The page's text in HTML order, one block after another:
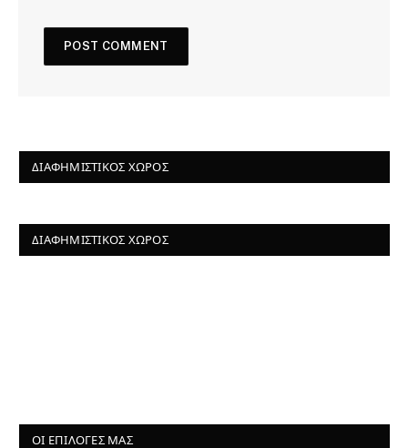
ΔΙΑΦΗΜΙΣΤΙΚΌΣ ΧΏΡΟΣ
ΔΙΑΦΗΜΙΣΤΙΚΌΣ ΧΏΡΟΣ
ΟΙ ΕΠΙΛΟΓΈΣ ΜΑΣ